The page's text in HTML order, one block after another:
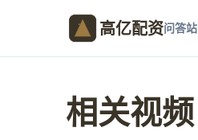
高亿配资问答站
相关视频